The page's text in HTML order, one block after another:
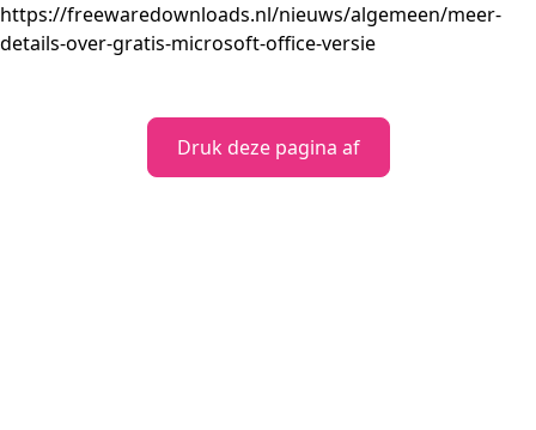
https://freewaredownloads.nl/nieuws/algemeen/meer-
details-over-gratis-microsoft-office-versie
Druk deze pagina af